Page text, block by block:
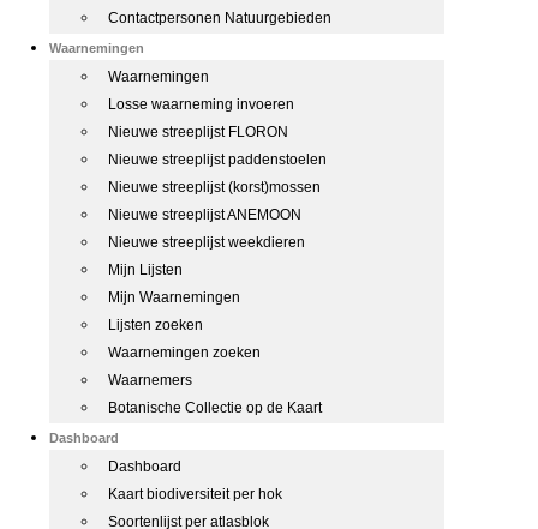
Contactpersonen Natuurgebieden
Waarnemingen
Waarnemingen
Losse waarneming invoeren
Nieuwe streeplijst FLORON
Nieuwe streeplijst paddenstoelen
Nieuwe streeplijst (korst)mossen
Nieuwe streeplijst ANEMOON
Nieuwe streeplijst weekdieren
Mijn Lijsten
Mijn Waarnemingen
Lijsten zoeken
Waarnemingen zoeken
Waarnemers
Botanische Collectie op de Kaart
Dashboard
Dashboard
Kaart biodiversiteit per hok
Soortenlijst per atlasblok